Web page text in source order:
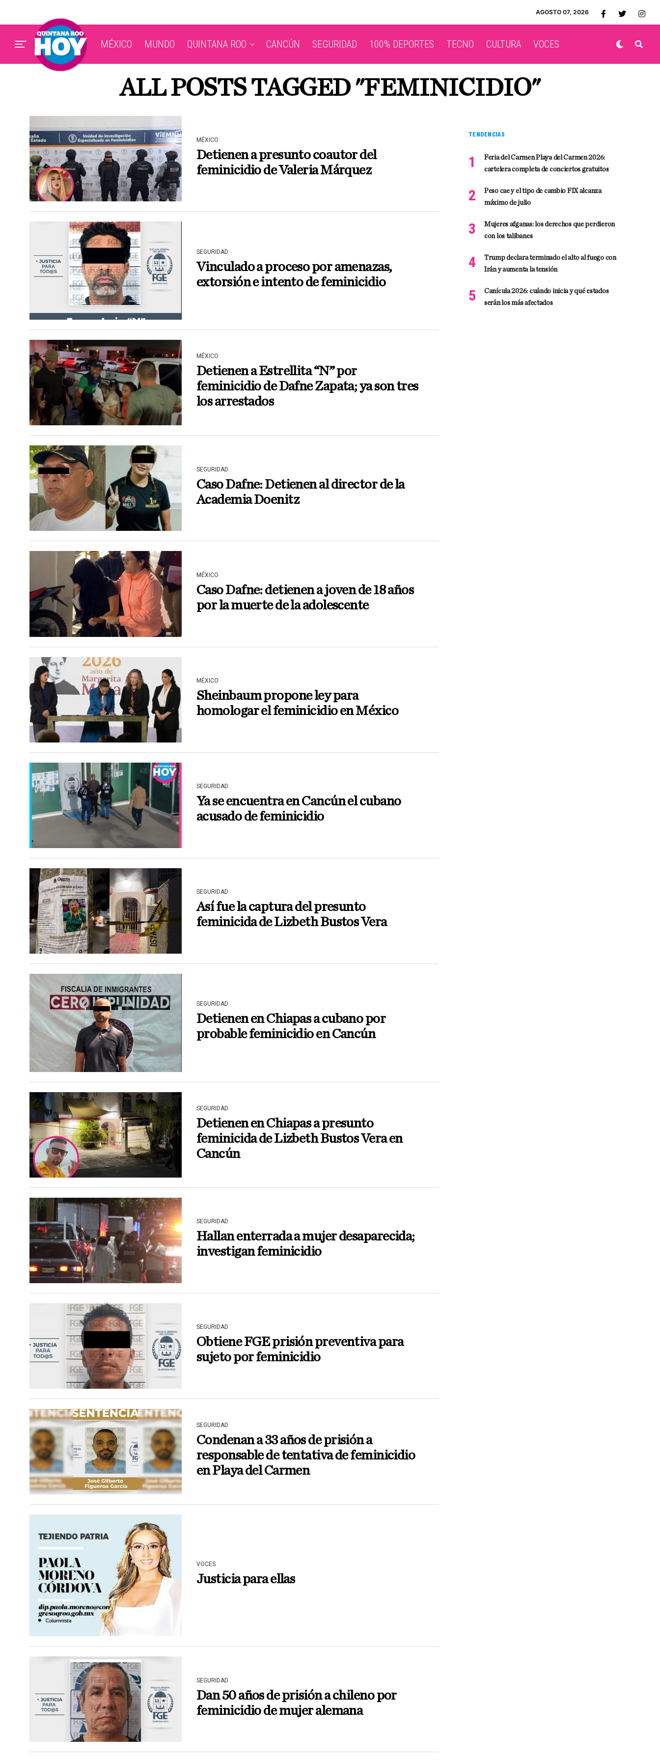
AGOSTO 07, 2026
MÉXICO MUNDO QUINTANA ROO CANCÚN SEGURIDAD 100% DEPORTES TECNO CULTURA VOCES
ALL POSTS TAGGED "FEMINICIDIO"
MÉXICO
Detienen a presunto coautor del
feminicidio de Valeria Márquez
SEGURIDAD
Vinculado a proceso por amenazas,
extorsión e intento de feminicidio
MÉXICO
Detienen a Estrellita “N” por
feminicidio de Dafne Zapata; ya son tres
los arrestados
SEGURIDAD
Caso Dafne: Detienen al director de la
Academia Doenitz
MÉXICO
Caso Dafne: detienen a joven de 18 años
por la muerte de la adolescente
MÉXICO
Sheinbaum propone ley para
homologar el feminicidio en México
SEGURIDAD
Ya se encuentra en Cancún el cubano
acusado de feminicidio
SEGURIDAD
Así fue la captura del presunto
feminicida de Lizbeth Bustos Vera
SEGURIDAD
Detienen en Chiapas a cubano por
probable feminicidio en Cancún
SEGURIDAD
Detienen en Chiapas a presunto
feminicida de Lizbeth Bustos Vera en
Cancún
SEGURIDAD
Hallan enterrada a mujer desaparecida;
investigan feminicidio
SEGURIDAD
Obtiene FGE prisión preventiva para
sujeto por feminicidio
SEGURIDAD
Condenan a 33 años de prisión a
responsable de tentativa de feminicidio
en Playa del Carmen
VOCES
Justicia para ellas
SEGURIDAD
Dan 50 años de prisión a chileno por
feminicidio de mujer alemana
TENDENCIAS
Feria del Carmen Playa del Carmen 2026:
cartelera completa de conciertos gratuitos
Peso cae y el tipo de cambio FIX alcanza
máximo de julio
Mujeres afganas: los derechos que perdieron
con los talibanes
Trump declara terminado el alto al fuego con
Irán y aumenta la tensión
Canícula 2026: cuándo inicia y qué estados
serán los más afectados